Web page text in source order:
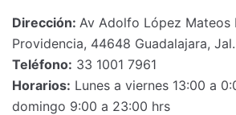
Dirección: Av Adolfo López Mateos
Providencia, 44648 Guadalajara, Jal.
Teléfono: 33 1001 7961
Horarios: Lunes a viernes 13:00 a
domingo 9:00 a 23:00 hrs